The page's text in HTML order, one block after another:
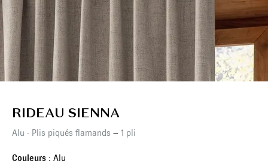
RIDEAU SIENNA
Alu - Plis piqués flamands – 1 pli
Couleurs : Alu